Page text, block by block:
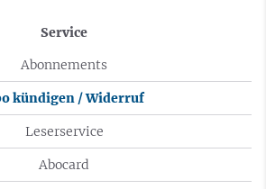
Service
Abonnements
kündigen / Widerruf
Leserservice
Abocard